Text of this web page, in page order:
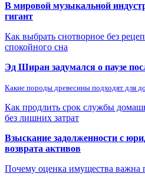
В мировой музыкальной
гигант
Как выбрать снотворное без
спокойного сна
Эд Ширан задумался о паузе
Какие породы древесины подходят для
Как продлить срок службы
без лишних затрат
Взыскание задолженности с
возврата активов
Почему оценка имущества важна